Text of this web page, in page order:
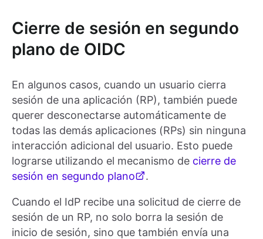
Cierre de sesión en segundo
plano de OIDC
En algunos casos, cuando un usuario cierra
sesión de una aplicación (RP), también puede
querer desconectarse automáticamente de
todas las demás aplicaciones (RPs) sin ninguna
interacción adicional del usuario. Esto puede
lograrse utilizando el mecanismo de cierre de
sesión en segundo plano
.
Cuando el IdP recibe una solicitud de cierre de
sesión de un RP, no solo borra la sesión de
inicio de sesión, sino que también envía una